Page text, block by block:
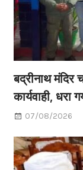
बद्रीनाथ मंदिर
कार्यवाही, धरा
07/08/2026